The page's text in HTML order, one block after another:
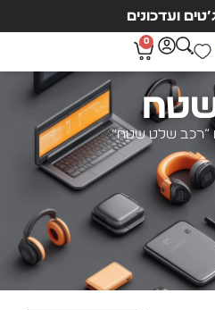
ועדכונים
0
“רכב שלט שטח”